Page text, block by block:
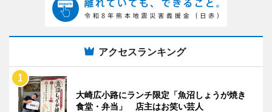
アクセスランキング
大崎広小路にランチ限定「魚沼しょうが焼き
食堂・弁当」 店主はお笑い芸人